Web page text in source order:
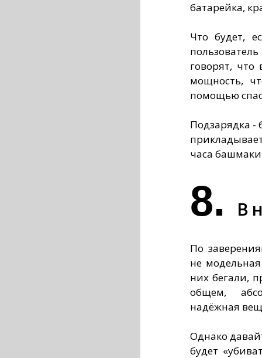
батарейка,
Что будет,
говорят, что
мощность,
помощью
Подзарядка -
часа башмаки
8. В
По
не
них бегали,
общем,
надёжная
Однако
будет